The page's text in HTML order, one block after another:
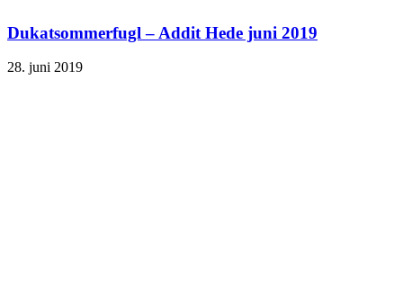
Dukatsommerfugl – Addit Hede juni 2019
28. juni 2019